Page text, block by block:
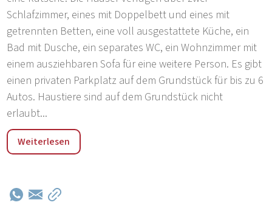
Schlafzimmer, eines mit Doppelbett und eines mit
getrennten Betten, eine voll ausgestattete Küche, ein
Bad mit Dusche, ein separates WC, ein Wohnzimmer mit
einem ausziehbaren Sofa für eine weitere Person. Es gibt
einen privaten Parkplatz auf dem Grundstück für bis zu 6
Autos. Haustiere sind auf dem Grundstück nicht
erlaubt...
Die mittelalterliche Stadt Labin liegt auf einem Hügel
über Rabac. Ihr alter Name Albona wurde erstmals 285
ist heute ein Kultur- und Verwaltungszentrum. Das
Weiterlesen